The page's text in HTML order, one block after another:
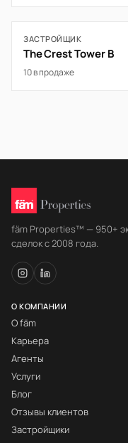
ЗАСТРОЙЩИК
The Crest Tower B
10 в продаже
fäm Properties™ — 950+
сделок с 2008 года.
О КОМПАНИИ
О fäm
Карьера
Агенты
Услуги
Блог
Отзывы клиентов
Застройщики